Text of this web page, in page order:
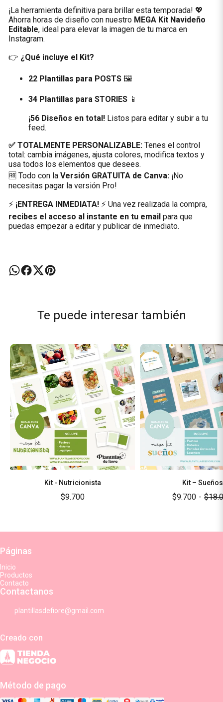
¡La herramienta definitiva para brillar esta temporada! 💖
Ahorra horas de diseño con nuestro MEGA Kit Navideño
Editable, ideal para elevar la imagen de tu marca en
Instagram.
👉 ¿Qué incluye el Kit?
22 Plantillas para POSTS🖼️
34 Plantillas para STORIES📱
¡56 Diseños en total!Listos para editar y subir a tu
feed.
✅ TOTALMENTE PERSONALIZABLE:Tenes el control
total: cambia imágenes, ajusta colores, modifica textos y
usa todos los elementos que desees.
🆓 Todo con la Versión GRATUITA de Canva:¡No
necesitas pagar la versión Pro!
⚡ ¡ENTREGA INMEDIATA!⚡ Una vez realizada la compra,
recibes el acceso al instante en tu email para que
puedas empezar a editar y publicar de inmediato.
Te puede interesar también
Kit - Nutricionista
$9.700
Kit – Sueños
$9.700 -
Páginas
Inicio
Productos
Contacto
Contactanos
plantillasdefiore@gmail.com
Creado con
Método de pago